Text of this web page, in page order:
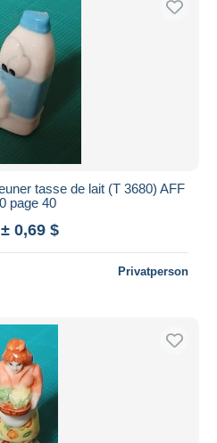
tasse de lait (T 3680) AFF
page 40
± 0,69 $
Privatperson